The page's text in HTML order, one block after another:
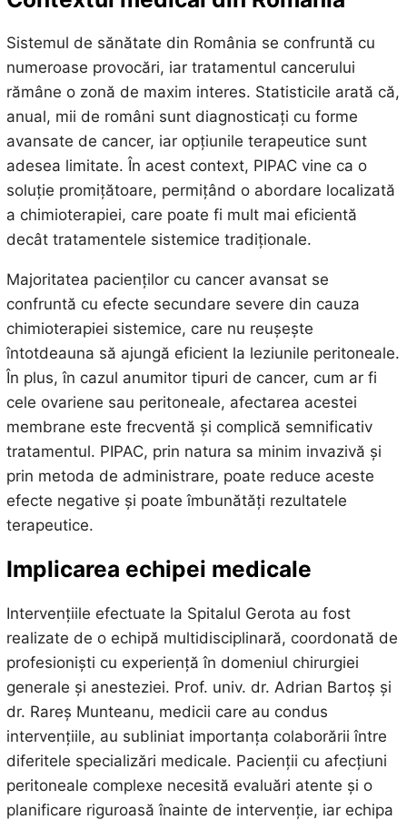
Sistemul de sănătate din România se confruntă cu
numeroase provocări, iar tratamentul cancerului
rămâne o zonă de maxim interes. Statisticile arată că,
anual, mii de români sunt diagnosticați cu forme
avansate de cancer, iar opțiunile terapeutice sunt
adesea limitate. În acest context, PIPAC vine ca o
soluție promițătoare, permițând o abordare localizată
a chimioterapiei, care poate fi mult mai eficientă
decât tratamentele sistemice tradiționale.
Majoritatea pacienților cu cancer avansat se
confruntă cu efecte secundare severe din cauza
chimioterapiei sistemice, care nu reușește
întotdeauna să ajungă eficient la leziunile peritoneale.
În plus, în cazul anumitor tipuri de cancer, cum ar fi
cele ovariene sau peritoneale, afectarea acestei
membrane este frecventă și complică semnificativ
tratamentul. PIPAC, prin natura sa minim invazivă și
prin metoda de administrare, poate reduce aceste
efecte negative și poate îmbunătăți rezultatele
terapeutice.
Implicarea echipei medicale
Intervențiile efectuate la Spitalul Gerota au fost
realizate de o echipă multidisciplinară, coordonată de
profesioniști cu experiență în domeniul chirurgiei
generale și anesteziei. Prof. univ. dr. Adrian Bartoș și
dr. Rareș Munteanu, medicii care au condus
intervențiile, au subliniat importanța colaborării între
diferitele specializări medicale. Pacienții cu afecțiuni
peritoneale complexe necesită evaluări atente și o
planificare riguroasă înainte de intervenție, iar echipa